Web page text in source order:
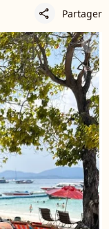
share Partager